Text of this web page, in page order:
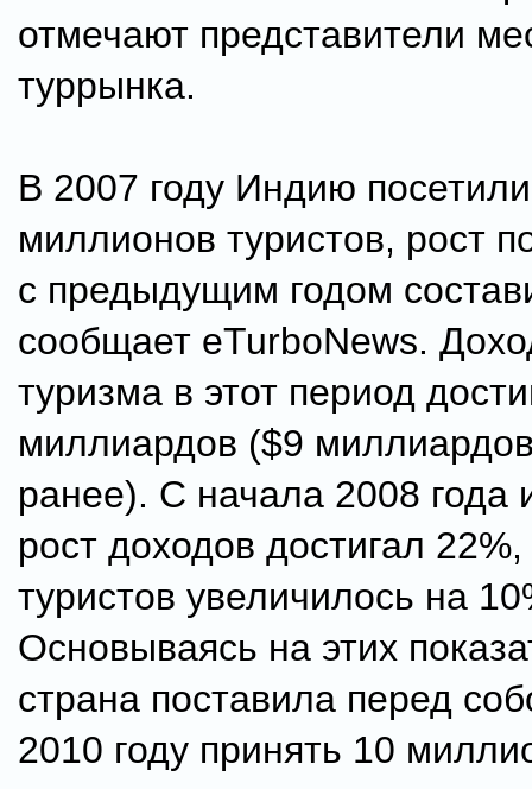
отмечают представители
туррынка.
В 2007 году Индию
миллионов туристов, рост
с предыдущим годом
сообщает eTurboNews.
туризма в этот период
миллиардов ($9
ранее). С начала 2008 года
рост доходов достигал
туристов увеличилось на
Основываясь на этих
страна поставила перед
2010 году принять 10